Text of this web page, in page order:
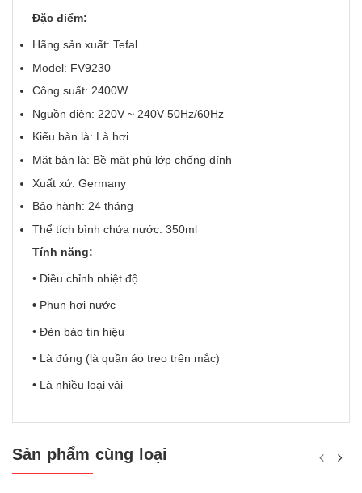
Đặc điểm:
Hãng sản xuất: Tefal
Model: FV9230
Công suất: 2400W
Nguồn điện: 220V ~ 240V 50Hz/60Hz
Kiểu bàn là: Là hơi
Mặt bàn là: Bề mặt phủ lớp chống dính
Xuất xứ: Germany
Bảo hành: 24 tháng
Thể tích bình chứa nước: 350ml
Tính năng:
• Điều chỉnh nhiệt độ
• Phun hơi nước
• Đèn báo tín hiệu
• Là đứng (là quần áo treo trên mắc)
• Là nhiều loại vải
Sản phẩm cùng loại